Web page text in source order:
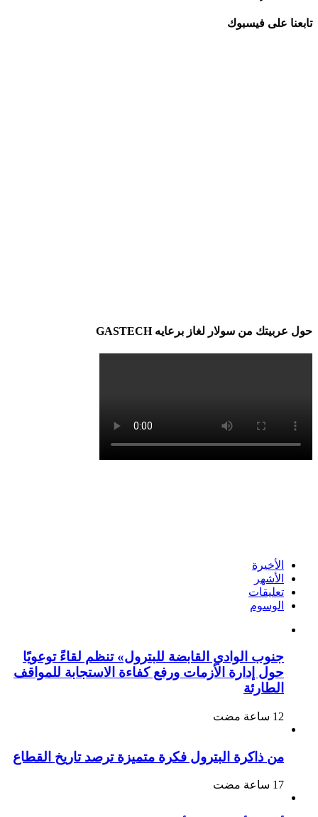
تابعنا على فيسبوك
حول عربيتك من سولار لغاز برعايه GASTECH
الأخيرة
الأشهر
تعليقات
الوسوم
جنوب الوادي القابضة للبترول» تنظم لقاءً توعويًا
حول إدارة الأزمات ورفع كفاءة الاستجابة للمواقف
الطارئة
من ذاكرة البترول فكرة متميزة ترصد تاريخ القطاع